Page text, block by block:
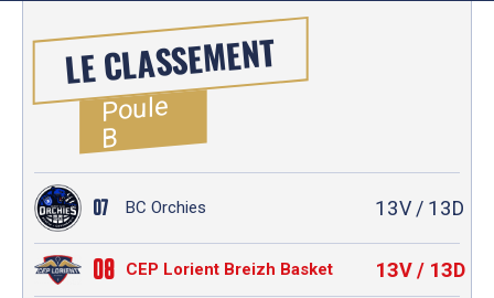
LE CLASSEMENT
Poule
B
07 BC Orchies 13V / 13D
08 CEP Lorient Breizh Basket 13V / 13D